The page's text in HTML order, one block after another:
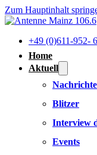
Zum Hauptinhalt
+49 (0)611-952-
Home
Aktuell
Blitzer
Interview
Events